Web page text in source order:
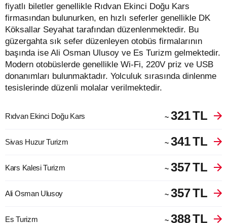
fiyatlı biletler genellikle Rıdvan Ekinci Doğu Kars
firmasından bulunurken, en hızlı seferler genellikle DK
Köksallar Seyahat tarafından düzenlenmektedir. Bu
güzergahta sık sefer düzenleyen otobüs firmalarının
başında ise Ali Osman Ulusoy ve Es Turizm gelmektedir.
Modern otobüslerde genellikle Wi-Fi, 220V priz ve USB
donanımları bulunmaktadır. Yolculuk sırasında dinlenme
tesislerinde düzenli molalar verilmektedir.
Rıdvan Ekinci Doğu Kars ~ 321TL
Sivas Huzur Turizm ~ 341TL
Kars Kalesi Turizm ~ 357TL
Ali Osman Ulusoy ~ 357TL
Es Turizm ~ 388TL